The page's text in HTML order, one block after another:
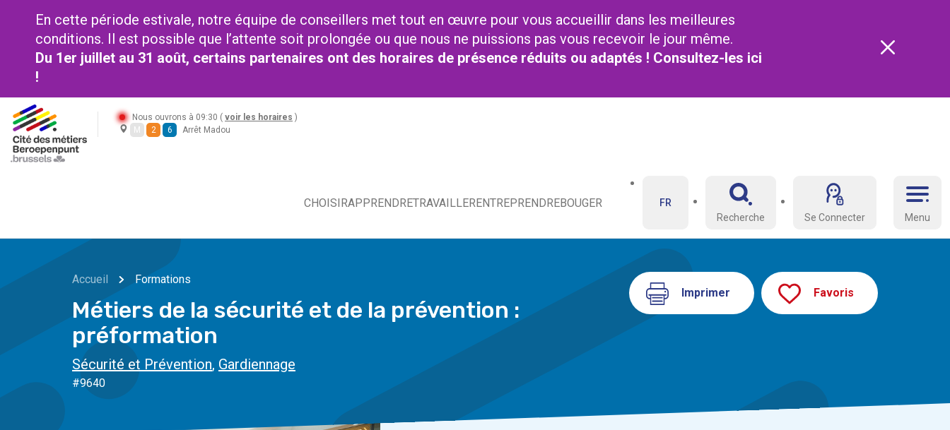
En cette période estivale, notre équipe de conseillers met tout en œuvre pour vous accueillir dans les meilleures
conditions. Il est possible que l’attente soit prolongée ou que nous ne puissions pas vous recevoir le jour même.
Du 1er juillet au 31 août, certains partenaires ont des horaires de présence réduits ou adaptés ! Consultez-les ici
!
Nous ouvrons à 09:30 ( voir les horaires )
M
2 6 Arrêt Madou
CHOISIRAPPRENDRETRAVAILLERENTREPRENDREBOUGER
Menu
FR
Recherche
Se Connecter
Accueil Formations
Métiers de la sécurité et de la prévention :
préformation
Sécurité et Prévention, Gardiennage
#9640
Imprimer Favoris